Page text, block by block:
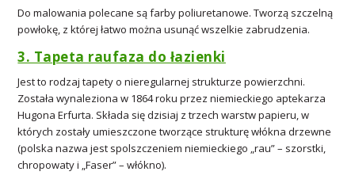
Do malowania polecane są farby poliuretanowe. Tworzą szczelną
powłokę, z której łatwo można usunąć wszelkie zabrudzenia.
3. Tapeta raufaza do łazienki
Jest to rodzaj tapety o nieregularnej strukturze powierzchni.
Została wynaleziona w 1864 roku przez niemieckiego aptekarza
Hugona Erfurta. Składa się dzisiaj z trzech warstw papieru, w
których zostały umieszczone tworzące strukturę włókna drzewne
(polska nazwa jest spolszczeniem niemieckiego „rau” – szorstki,
chropowaty i „Faser” – włókno).